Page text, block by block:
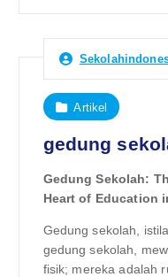
Artikel
gedung
Gedung Sekolah:
Heart of Education
Gedung sekolah,
gedung sekolah,
fisik; mereka adalah